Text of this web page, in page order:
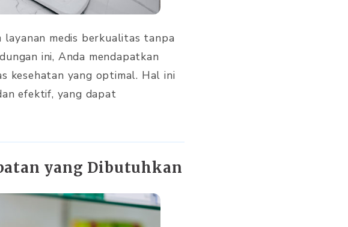
medis berkualitas tanpa
ini, Anda mendapatkan
kesehatan yang optimal. Hal ini
efektif, yang dapat
yang Dibutuhkan